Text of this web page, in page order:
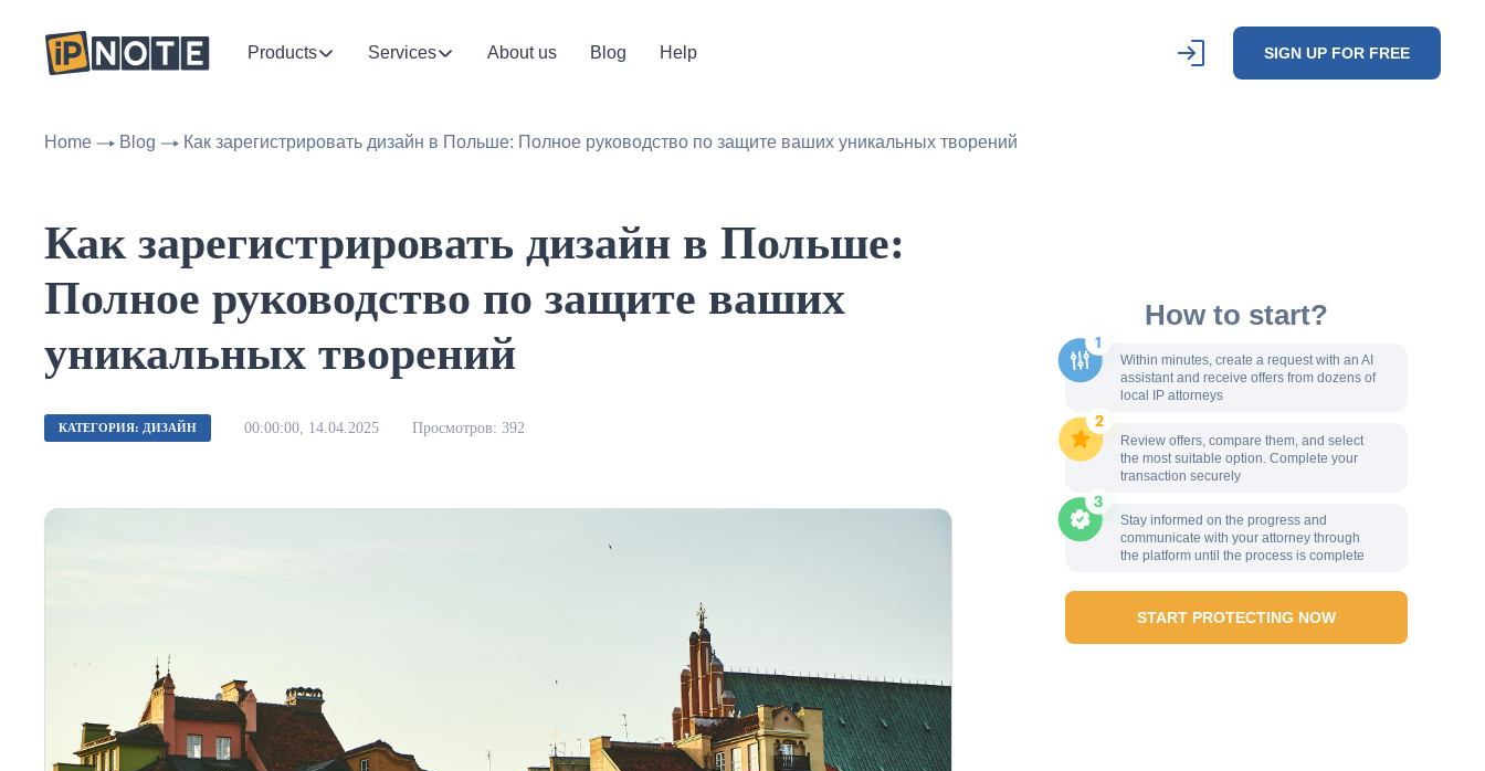
Products Services About us Blog Help SIGN UP FOR FREE
Home Blog Как зарегистрировать дизайн в Польше: Полное руководство по защите ваших уникальных творений
How to start?
Within minutes, create a request with an AI
assistant and receive offers from dozens of
local IP attorneys
Review offers, compare them, and select
the most suitable option. Complete your
transaction securely
Stay informed on the progress and
communicate with your attorney through
the platform until the process is complete
START PROTECTING NOW
Как зарегистрировать дизайн в Польше:
Полное руководство по защите ваших
уникальных творений
КАТЕГОРИЯ: ДИЗАЙН 00:00:00, 14.04.2025 Просмотров: 392